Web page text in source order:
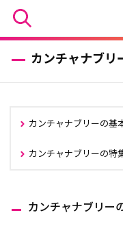
カンチャナブリ
カンチャナブリーの基
カンチャナブリーの特
カンチャナブリー